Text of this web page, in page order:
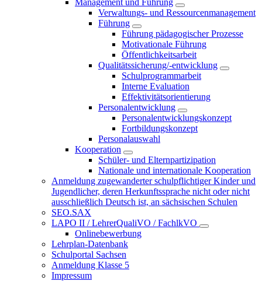
Management und Führung
Verwaltungs- und Ressourcenmanagement
Führung
Führung pädagogischer Prozesse
Motivationale Führung
Öffentlichkeitsarbeit
Qualitätssicherung/-entwicklung
Schulprogrammarbeit
Interne Evaluation
Effektivitätsorientierung
Personalentwicklung
Personalentwicklungskonzept
Fortbildungskonzept
Personalauswahl
Kooperation
Schüler- und Elternpartizipation
Nationale und internationale Kooperation
Anmeldung zugewanderter schulpflichtiger Kinder und
Jugendlicher, deren Herkunftssprache nicht oder nicht
ausschließlich Deutsch ist, an sächsischen Schulen
SEO.SAX
LAPO II / LehrerQualiVO / FachlkVO
Onlinebewerbung
Lehrplan-Datenbank
Schulportal Sachsen
Anmeldung Klasse 5
Impressum